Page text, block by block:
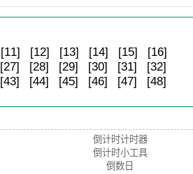
[11] [12] [13] [14] [15]
[16]
[27] [28] [29] [30] [31]
[32]
[43] [44] [45] [46] [47]
[48]
倒计时计时器
倒计时小工具
倒数日